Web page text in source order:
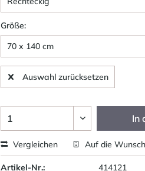
Größe:
Auswahl zurücksetzen
In
Vergleichen Auf die
Artikel-Nr.: 414121